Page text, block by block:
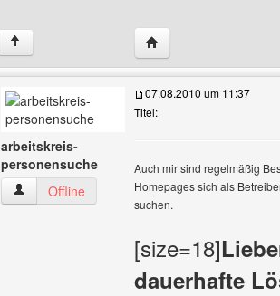
↑ Website dieses
arbeitskreis-
personensuche
arbeitskreis-personensuche Benutzer-Profile
Offline
07.08.2010 um 11:37
Titel:
Auch mir sind regelmäßig
Homepages sich als
suchen.
[size=18]
dauerhafte